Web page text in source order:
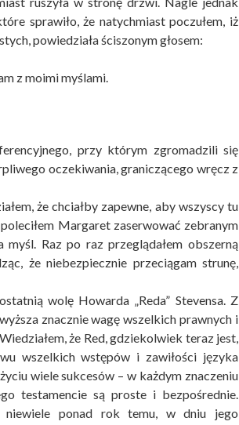
sprawiło, że natychmiast poczułem, iż
powiedziała ściszonym głosem:
z moimi myślami.
przy którym zgromadzili się
oczekiwania, graniczącego wręcz z
że chciałby zapewne, aby wszyscy tu
Margaret zaserwować zebranym
Raz po raz przeglą­dałem obszerną
że niebezpiecznie przecią­gam strunę,
wolę Howarda „Reda” Stevensa. Z
znacznie wagę wszel­kich prawnych i
że Red, gdziekolwiek teraz jest,
wszelkich wstępów i zawiłości języka
wiele suk­cesów – w każdym znaczeniu
testamencie są proste i bezpośrednie.
niewiele ponad rok temu, w dniu jego